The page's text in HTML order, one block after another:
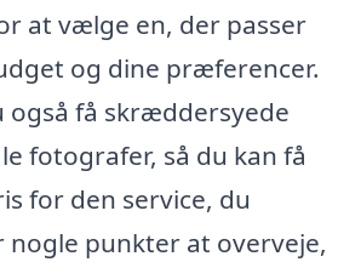
at vælge en, der passer
og dine præferencer.
også få skræddersyede
fotografer, så du kan få
for den service, du
nogle punkter at overveje,